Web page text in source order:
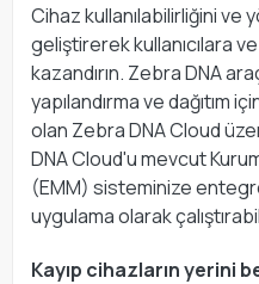
Cihaz kullanılabilirliğini
geliştirerek kullanıcılara
kazandırın. Zebra DNA
yapılandırma ve dağıtım
olan Zebra DNA Cloud
DNA Cloud'u mevcut
(EMM) sisteminize
uygulama olarak
Kayıp cihazların yerini